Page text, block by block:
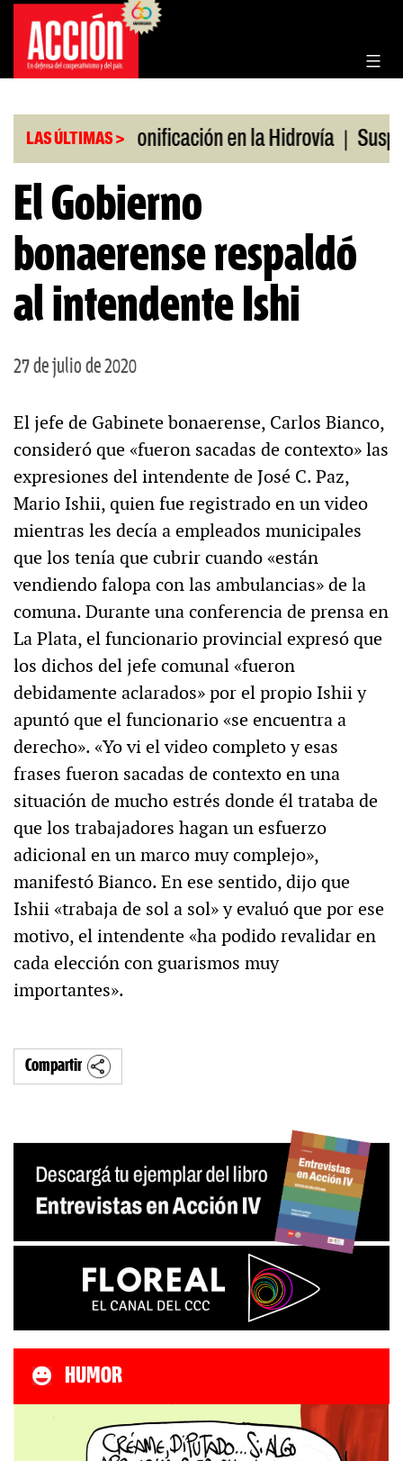
Saltar
contenido
LAS ÚLTIMAS >
en julio | Bonificación en la Hidrovía |
El Gobierno
bonaerense respaldó
al intendente Ishi
27 de julio de 2020
El jefe de Gabinete bonaerense, Carlos Bianco,
consideró que «fueron sacadas de contexto» las
expresiones del intendente de José C. Paz,
Mario Ishii, quien fue registrado en un video
mientras les decía a empleados municipales
que los tenía que cubrir cuando «están
vendiendo falopa con las ambulancias» de la
comuna. Durante una conferencia de prensa en
La Plata, el funcionario provincial expresó que
los dichos del jefe comunal «fueron
debidamente aclarados» por el propio Ishii y
apuntó que el funcionario «se encuentra a
derecho». «Yo vi el video completo y esas
frases fueron sacadas de contexto en una
situación de mucho estrés donde él trataba de
que los trabajadores hagan un esfuerzo
adicional en un marco muy complejo»,
manifestó Bianco. En ese sentido, dijo que
Ishii «trabaja de sol a sol» y evaluó que por ese
motivo, el intendente «ha podido revalidar en
cada elección con guarismos muy
importantes».
Compartir
HUMOR